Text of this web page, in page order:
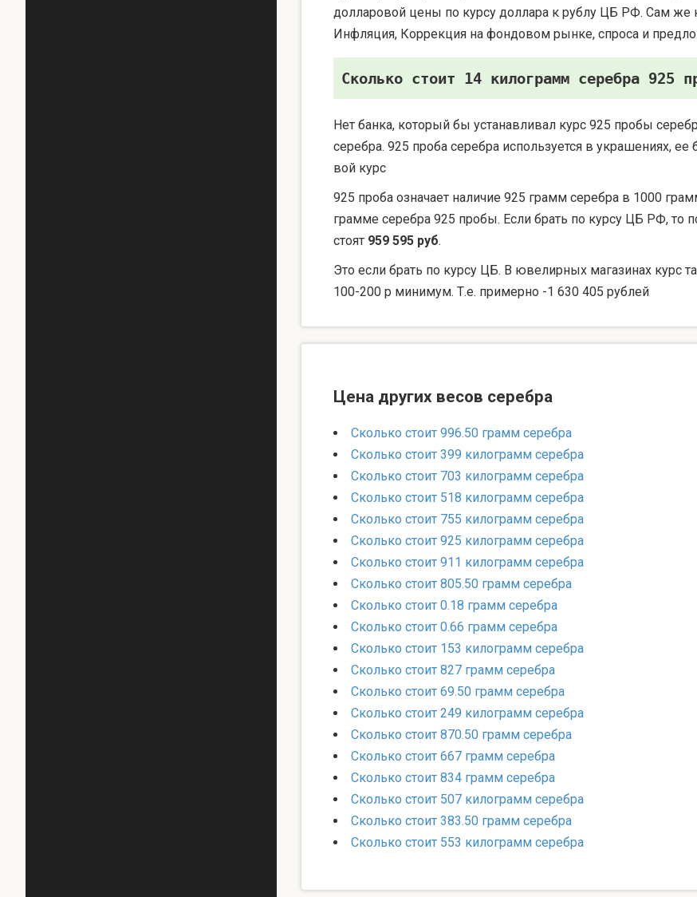
долларовой цены по курсу доллара к рублу ЦБ РФ. Сам же
Инфляция, Коррекция на фондовом рынке, спроса и
Сколько стоит 14 килограмм серебра 925
Нет банка, который бы устанавливал курс 925 пробы
серебра. 925 проба серебра используется в украшениях,
вой курс
925 проба означает наличие 925 грамм серебра в 1000
грамме серебра 925 пробы. Если брать по курсу ЦБ РФ, то
стоят 959 595 руб.
Это если брать по курсу ЦБ. В ювелирных магазинах курс
100-200 р минимум. Т.е. примерно -1 630 405 рублей
Цена других весов серебра
Сколько стоит 996.50 грамм серебра
Сколько стоит 399 килограмм серебра
Сколько стоит 703 килограмм серебра
Сколько стоит 518 килограмм серебра
Сколько стоит 755 килограмм серебра
Сколько стоит 925 килограмм серебра
Сколько стоит 911 килограмм серебра
Сколько стоит 805.50 грамм серебра
Сколько стоит 0.18 грамм серебра
Сколько стоит 0.66 грамм серебра
Сколько стоит 153 килограмм серебра
Сколько стоит 827 грамм серебра
Сколько стоит 69.50 грамм серебра
Сколько стоит 249 килограмм серебра
Сколько стоит 870.50 грамм серебра
Сколько стоит 667 грамм серебра
Сколько стоит 834 грамм серебра
Сколько стоит 507 килограмм серебра
Сколько стоит 383.50 грамм серебра
Сколько стоит 553 килограмм серебра